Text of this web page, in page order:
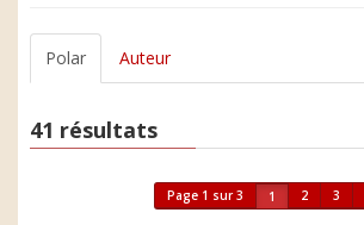
Polar Auteur
41 résultats
Page 1 sur 3 1 2 3